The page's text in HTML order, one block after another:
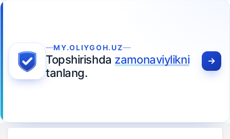
MY.OLIYGOH.UZ
Topshirishda zamonaviylikni
tanlang.